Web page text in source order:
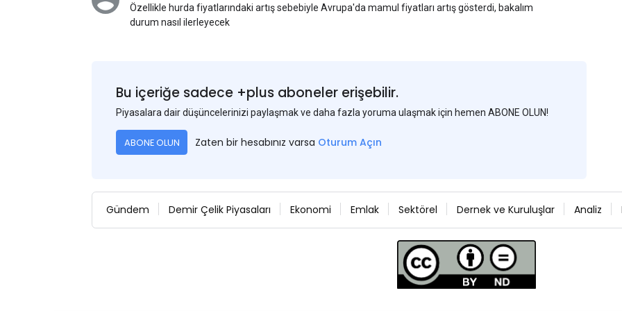
Özellikle hurda fiyatlarındaki artış sebebiyle Avrupa'da mamul fiyatları artış gösterdi, bakalım
durum nasıl ilerleyecek
Bu içeriğe sadece +plus aboneler erişebilir.
Piyasalara dair düşüncelerinizi paylaşmak ve daha fazla yoruma ulaşmak için hemen ABONE OLUN!
ABONE OLUN Zaten bir hesabınız varsa Oturum Açın
Gündem Demir Çelik Piyasaları Ekonomi Emlak Sektörel Dernek ve Kuruluşlar Analiz